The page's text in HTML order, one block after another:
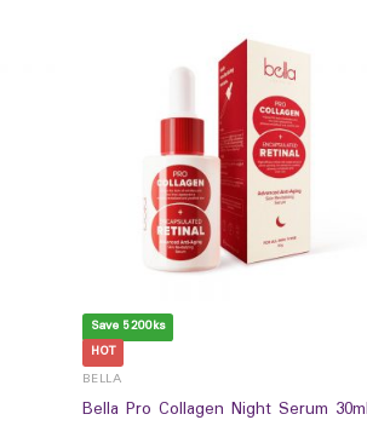
Save 5200ks
HOT
BELLA
Bella Pro Collagen Night Serum 30ml